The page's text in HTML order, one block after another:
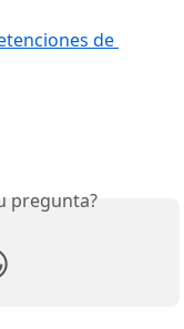
de
pregunta?